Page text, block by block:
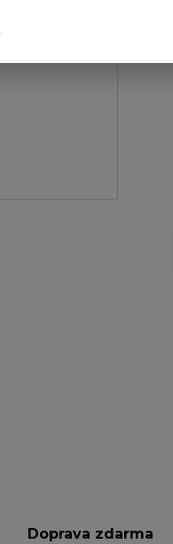
Doprava zdarma